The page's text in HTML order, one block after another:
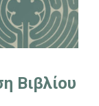
Βιβλίου